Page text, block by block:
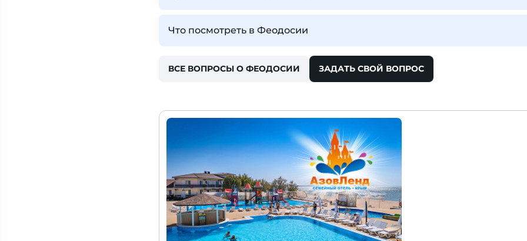
Что посмотреть в Феодосии
ВСЕ ВОПРОСЫ О ФЕОДОСИИ ЗАДАТЬ СВОЙ ВОПРОС